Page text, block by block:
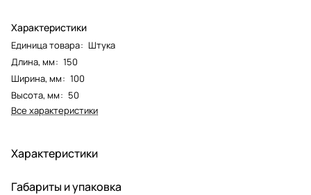
Характеристики
Единица товара: Штука
Длина, мм: 150
Ширина, мм: 100
Высота, мм: 50
Все характеристики
Характеристики
Габариты и упаковка